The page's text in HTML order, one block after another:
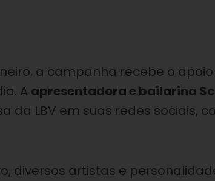
a campanha recebe o
A apresentadora e bailarina
da LBV em suas redes sociais,
diversos artistas e